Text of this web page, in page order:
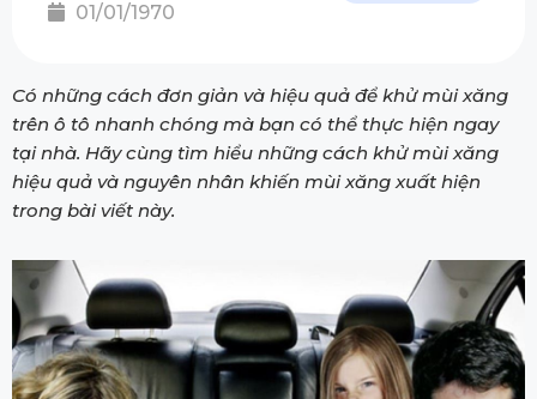
01/01/1970
Có những cách đơn giản và hiệu quả để khử mùi xăng
trên ô tô nhanh chóng mà bạn có thể thực hiện ngay
tại nhà. Hãy cùng tìm hiểu những cách khử mùi xăng
hiệu quả và nguyên nhân khiến mùi xăng xuất hiện
trong bài viết này.